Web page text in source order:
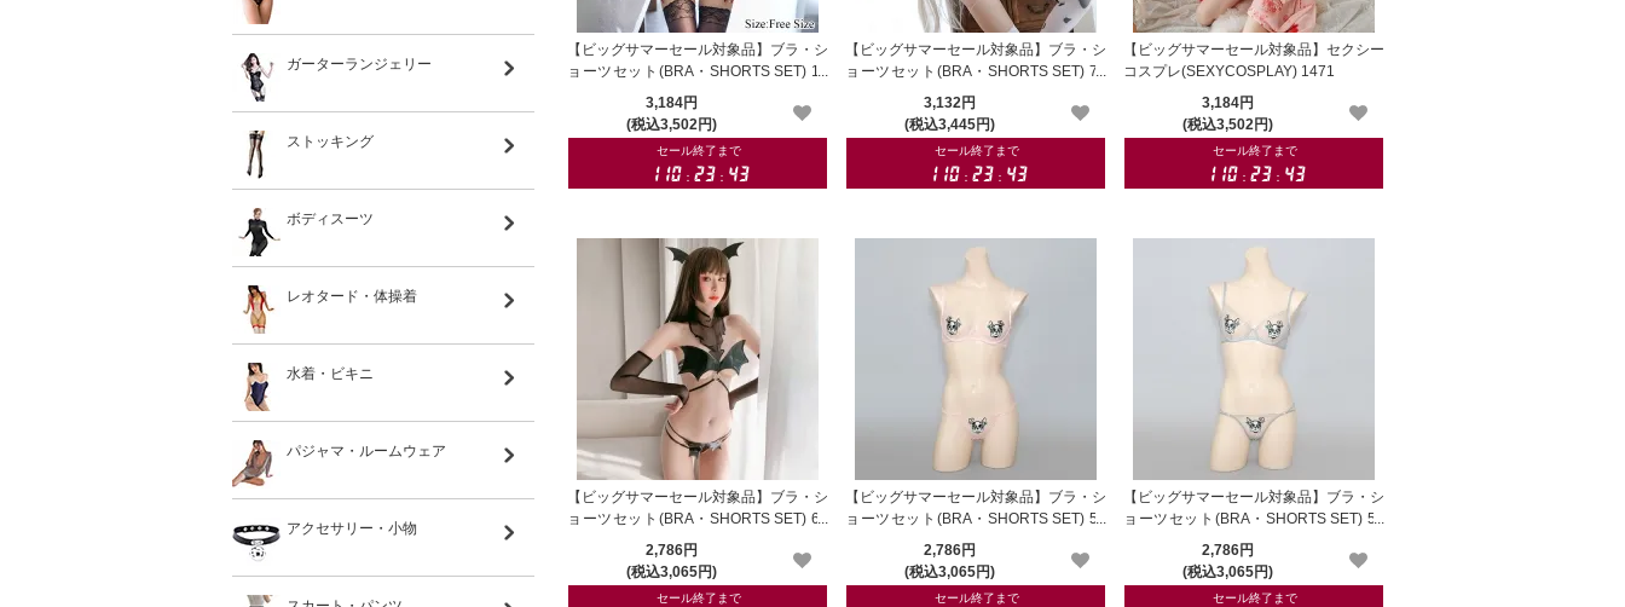
【ビッグサマーセール対象品】ブラ・シ
ョーツセット(BRA・SHORTS SET) 10
3,184円
(税込3,502円)
【ビッグサマーセール対象品】ブラ・シ
ョーツセット(BRA・SHORTS SET) 78
3,132円
(税込3,445円)
【ビッグサマーセール対象品】セクシー
コスプレ(SEXYCOSPLAY) 1471
3,184円
(税込3,502円)
【ビッグサマーセール対象品】ブラ・シ
ョーツセット(BRA・SHORTS SET) 60
2,786円
(税込3,065円)
【ビッグサマーセール対象品】ブラ・シ
ョーツセット(BRA・SHORTS SET) 51
2,786円
(税込3,065円)
【ビッグサマーセール対象品】ブラ・シ
ョーツセット(BRA・SHORTS SET) 51
2,786円
(税込3,065円)
ガーターランジェリー
ストッキング
ボディスーツ
レオタード・体操着
水着・ビキニ
パジャマ・ルームウェア
アクセサリー・小物